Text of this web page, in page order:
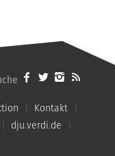
Kontakt
dju.verdi.de